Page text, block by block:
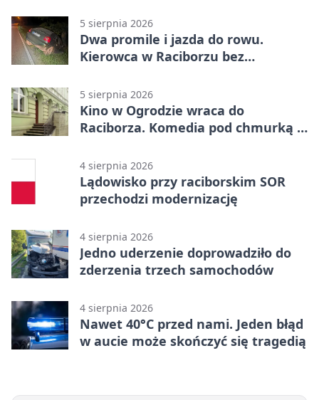
5 sierpnia 2026
Dwa promile i jazda do rowu.
Kierowca w Raciborzu bez
5 sierpnia 2026
Kino w Ogrodzie wraca do
Raciborza. Komedia pod chmurką w
4 sierpnia 2026
Lądowisko przy raciborskim SOR
przechodzi modernizację
4 sierpnia 2026
Jedno uderzenie doprowadziło do
zderzenia trzech samochodów
4 sierpnia 2026
Nawet 40°C przed nami. Jeden błąd
w aucie może skończyć się tragedią